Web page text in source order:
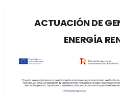
ACTUACIÓN DE
ENERGÍA